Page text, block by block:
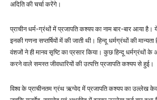
अदिति की चर्चा करेंगे।
प्राचीन धर्म-ग्रंथों में प्रजापति कश्यप का नाम बार-बार आया
इनकी गणना सप्तर्षियों में की जाती थी। हिन्दू धर्मग्रंथों की
वंशजों ने ही मानव सृष्टि का प्रसार किया। कुछ हिन्दू धर्मग्रंथों के
करने वाले समस्त जीवधारियों की उत्पत्ति प्रजापति कश्यप से हुई।
विश्व के प्राचीनतम ग्रंथ ऋग्वेद में प्रजापति कश्यप का उल्लेख